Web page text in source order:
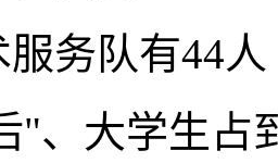
务队有44人
"、大学生占